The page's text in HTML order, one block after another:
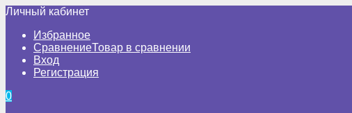
Личный кабинет
Избранное
СравнениеТовар в сравнении
Вход
Регистрация
0